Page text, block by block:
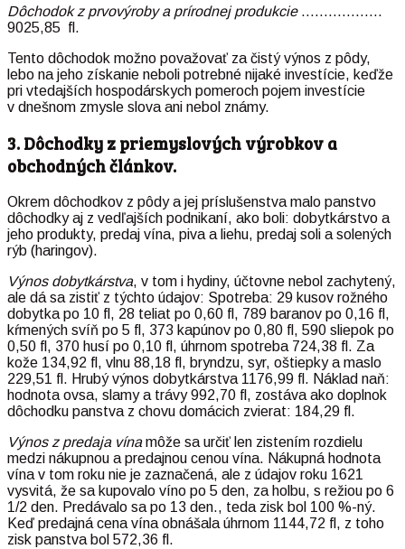
Dôchodok z prvovýroby a prírodnej produkcie………………
9025,85 fl.
Tento dôchodok možno považovať za čistý výnos z pôdy,
lebo na jeho získanie neboli potrebné nijaké investície, keďže
pri vtedajších hospodárskych pomeroch pojem investície
v dnešnom zmysle slova ani nebol známy.
3. Dôchodky z priemyslových výrobkov a
obchodných článkov.
Okrem dôchodkov z pôdy a jej príslušenstva malo panstvo
dôchodky aj z vedľajších podnikaní, ako boli: dobytkárstvo a
jeho produkty, predaj vína, piva a liehu, predaj soli a solených
rýb (haringov).
Výnos dobytkárstva, v tom i hydiny, účtovne nebol zachytený,
ale dá sa zistiť z týchto údajov: Spotreba: 29 kusov rožného
dobytka po 10 fl, 28 teliat po 0,60 fl, 789 baranov po 0,16 fl,
kŕmených svíň po 5 fl, 373 kapúnov po 0,80 fl, 590 sliepok po
0,50 fl, 370 husí po 0,10 fl, úhrnom spotreba 724,38 fl. Za
kože 134,92 fl, vlnu 88,18 fl, bryndzu, syr, oštiepky a maslo
229,51 fl. Hrubý výnos dobytkárstva 1176,99 fl. Náklad naň:
hodnota ovsa, slamy a trávy 992,70 fl, zostáva ako doplnok
dôchodku panstva z chovu domácich zvierat: 184,29 fl.
Výnos z predaja vínamôže sa určiť len zistením rozdielu
medzi nákupnou a predajnou cenou vína. Nákupná hodnota
vína v tom roku nie je zaznačená, ale z údajov roku 1621
vysvitá, že sa kupovalo víno po 5 den, za holbu, s režiou po 6
1/2 den. Predávalo sa po 13 den., teda zisk bol 100 %-ný.
Keď predajná cena vína obnášala úhrnom 1144,72 fl, z toho
zisk panstva bol 572,36 fl.